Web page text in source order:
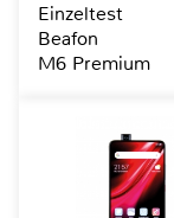
Einzeltest
Beafon
M6 Premium